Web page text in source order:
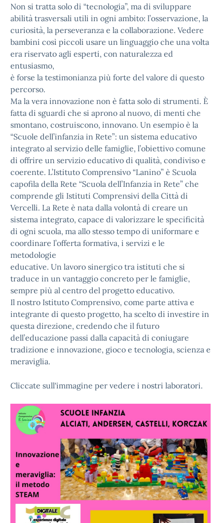
Non si tratta solo di “tecnologia”, ma di sviluppare
abilità trasversali utili in ogni ambito: l’osservazione, la
curiosità, la perseveranza e la collaborazione. Vedere
bambini così piccoli usare un linguaggio che una volta
era riservato agli esperti, con naturalezza ed
entusiasmo,
è forse la testimonianza più forte del valore di questo
percorso.
Ma la vera innovazione non è fatta solo di strumenti. È
fatta di sguardi che si aprono al nuovo, di menti che
smontano, costruiscono, innovano. Un esempio è la
“Scuole dell’infanzia in Rete”: un sistema educativo
integrato al servizio delle famiglie, l’obiettivo comune
di offrire un servizio educativo di qualità, condiviso e
coerente. L’Istituto Comprensivo “Lanino” è Scuola
capofila della Rete “Scuola dell’Infanzia in Rete” che
comprende gli Istituti Comprensivi della Città di
Vercelli. La Rete è nata dalla volontà di creare un
sistema integrato, capace di valorizzare le specificità
di ogni scuola, ma allo stesso tempo di uniformare e
coordinare l’offerta formativa, i servizi e le
metodologie
educative. Un lavoro sinergico tra istituti che si
traduce in un vantaggio concreto per le famiglie,
sempre più al centro del progetto educativo.
Il nostro Istituto Comprensivo, come parte attiva e
integrante di questo progetto, ha scelto di investire in
questa direzione, credendo che il futuro
dell’educazione passi dalla capacità di coniugare
tradizione e innovazione, gioco e tecnologia, scienza e
meraviglia.
Cliccate sull'immagine per vedere i nostri laboratori.